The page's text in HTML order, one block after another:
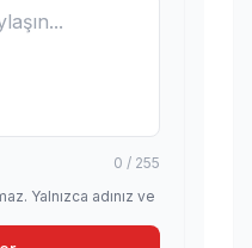
0 / 255
Yalnızca adınız ve